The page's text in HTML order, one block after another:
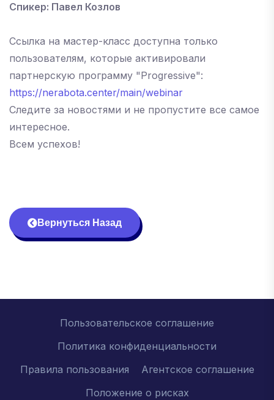
Спикер: Павел Козлов
Ссылка на мастер-класс доступна только
пользователям, которые активировали
партнерскую программу "Progressive":
https://nerabota.center/main/webinar
Следите за новостями и не пропустите все самое
интересное.
Всем успехов!
Вернуться Назад
Пользовательское соглашение
Политика конфиденциальности
Правила пользования
Агентское соглашение
Положение о рисках